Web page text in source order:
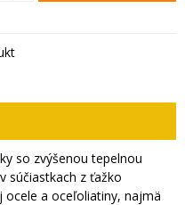
so zvýšenou tepelnou
súčiastkach z ťažko
a oceľoliatiny, najmä